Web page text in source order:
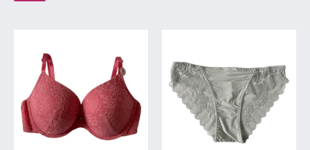
tootel
on
mitu
varianti.
Valikuid
saab
on
mitu
varianti.
Valikuid
saab